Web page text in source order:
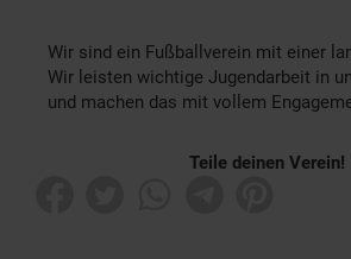
Wir sind ein Fußballverein mit einer
Wir leisten wichtige Jugendarbeit in
und machen das mit vollem
Teile deinen Verein!